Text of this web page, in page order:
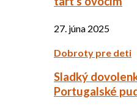
27. júna 2025
Dobroty pre deti
Sladký
Portugalské